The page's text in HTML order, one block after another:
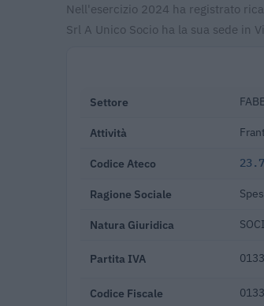
Nell'esercizio 2024 ha registrato
Srl A Unico Socio ha la sua sede in
Settore
Attività
Codice Ateco
Ragione Sociale
Natura Giuridica
Partita IVA
Codice Fiscale